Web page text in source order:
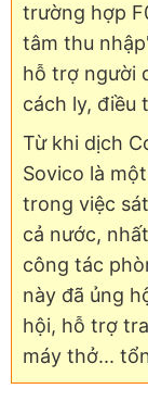
trường hợp
tâm thu
hỗ trợ người
cách ly, điều
Từ khi dịch
Sovico là
trong việc
cả nước,
công tác
này đã ủng
hội, hỗ trợ
máy thở...